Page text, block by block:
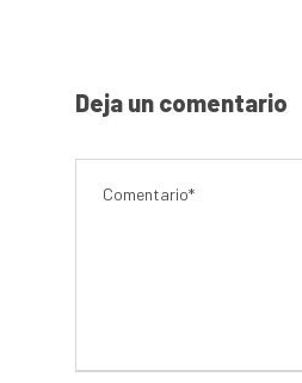
Deja un comentario